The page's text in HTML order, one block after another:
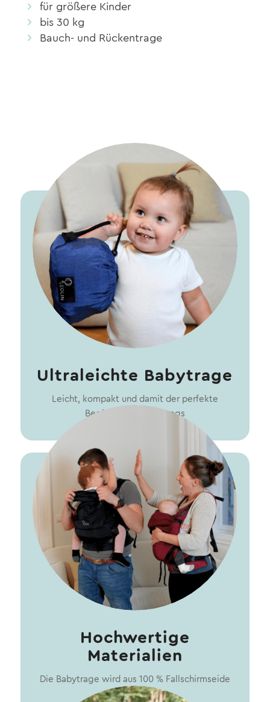
für größere Kinder
bis 30 kg
Bauch- und Rückentrage
Ultraleichte Babytrage
Leicht, kompakt und damit der perfekte
Begleiter für unterwegs
Hochwertige
Materialien
Die Babytrage wird aus 100 % Fallschirmseide
gefertigt.